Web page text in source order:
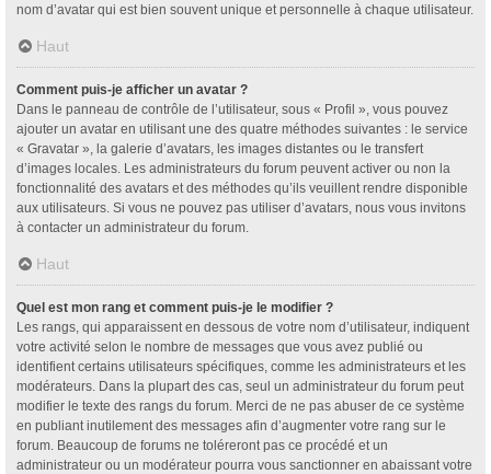
nom d’avatar qui est bien souvent unique et personnelle à chaque utilisateur.
Haut
Comment puis-je afficher un avatar ?
Dans le panneau de contrôle de l’utilisateur, sous « Profil », vous pouvez
ajouter un avatar en utilisant une des quatre méthodes suivantes : le service
« Gravatar », la galerie d’avatars, les images distantes ou le transfert
d’images locales. Les administrateurs du forum peuvent activer ou non la
fonctionnalité des avatars et des méthodes qu’ils veuillent rendre disponible
aux utilisateurs. Si vous ne pouvez pas utiliser d’avatars, nous vous invitons
à contacter un administrateur du forum.
Haut
Quel est mon rang et comment puis-je le modifier ?
Les rangs, qui apparaissent en dessous de votre nom d’utilisateur, indiquent
votre activité selon le nombre de messages que vous avez publié ou
identifient certains utilisateurs spécifiques, comme les administrateurs et les
modérateurs. Dans la plupart des cas, seul un administrateur du forum peut
modifier le texte des rangs du forum. Merci de ne pas abuser de ce système
en publiant inutilement des messages afin d’augmenter votre rang sur le
forum. Beaucoup de forums ne toléreront pas ce procédé et un
administrateur ou un modérateur pourra vous sanctionner en abaissant votre